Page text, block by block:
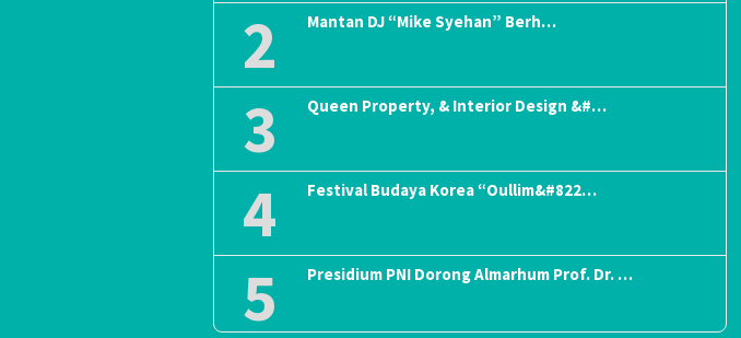
2 Mantan DJ “Mike Syehan” Berh…
3 Queen Property, & Interior Design &#…
4 Festival Budaya Korea “Oullim&#822…
5 Presidium PNI Dorong Almarhum Prof. Dr. …